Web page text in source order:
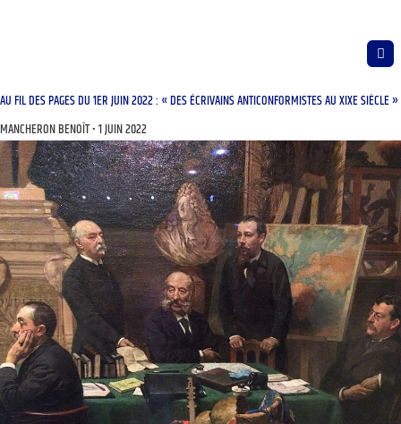
AU FIL DES PAGES DU 1ER JUIN 2022 : « DES ÉCRIVAINS ANTICONFORMISTES AU XIXE SIÈCLE »
MANCHERON BENOÎT 1 JUIN 2022